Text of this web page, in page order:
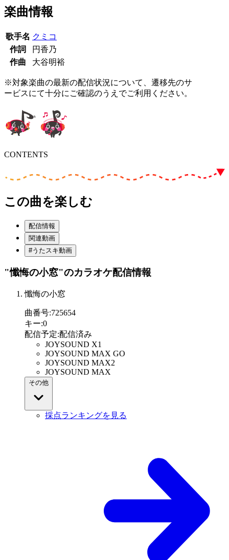
楽曲情報
歌手名 クミコ
作詞
円香乃
作曲
大谷明裕
※対象楽曲の最新の配信状況について、遷移先のサ
ービスにて十分にご確認のうえでご利用ください。
CONTENTS
この曲を楽しむ
配信情報
関連動画
#うたスキ動画
"懺悔の小窓"のカラオケ配信情報
懺悔の小窓
曲番号:725654
キー:0
配信予定:配信済み
JOYSOUND X1
JOYSOUND MAX GO
JOYSOUND MAX2
JOYSOUND MAX
その他
採点ランキングを見る